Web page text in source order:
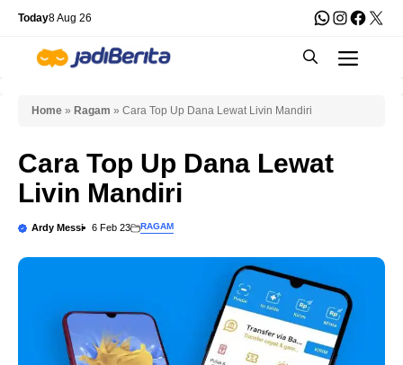
Skip
content
Today8 Aug 26 WhatsApp
X
Home » Ragam » Cara Top Up Dana Lewat Livin Mandiri
Cara Top Up Dana Lewat
Livin Mandiri
Ardy Messi 6 Feb 23 RAGAM